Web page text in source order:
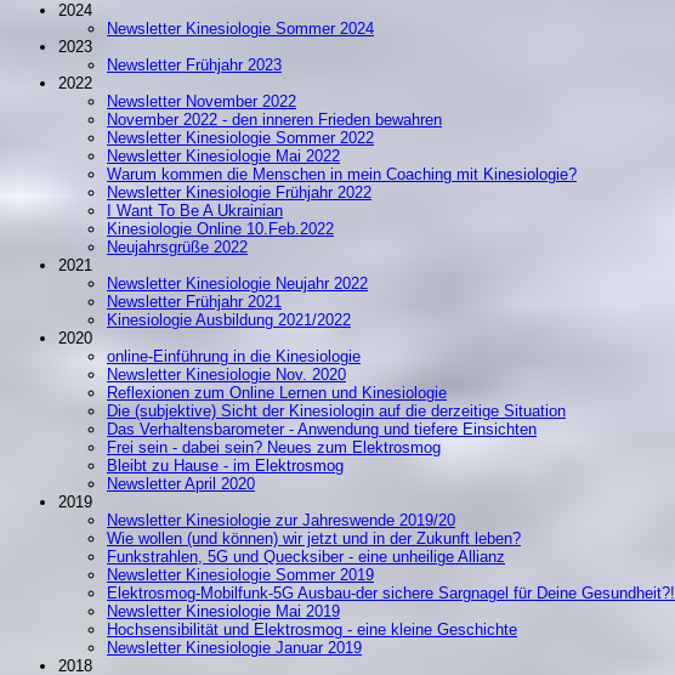
2024
Newsletter Kinesiologie Sommer 2024
2023
Newsletter Frühjahr 2023
2022
Newsletter November 2022
November 2022 - den inneren Frieden bewahren
Newsletter Kinesiologie Sommer 2022
Newsletter Kinesiologie Mai 2022
Warum kommen die Menschen in mein Coaching mit Kinesiologie?
Newsletter Kinesiologie Frühjahr 2022
I Want To Be A Ukrainian
Kinesiologie Online 10.Feb.2022
Neujahrsgrüße 2022
2021
Newsletter Kinesiologie Neujahr 2022
Newsletter Frühjahr 2021
Kinesiologie Ausbildung 2021/2022
2020
online-Einführung in die Kinesiologie
Newsletter Kinesiologie Nov. 2020
Reflexionen zum Online Lernen und Kinesiologie
Die (subjektive) Sicht der Kinesiologin auf die derzeitige Situation
Das Verhaltensbarometer - Anwendung und tiefere Einsichten
Frei sein - dabei sein? Neues zum Elektrosmog
Bleibt zu Hause - im Elektrosmog
Newsletter April 2020
2019
Newsletter Kinesiologie zur Jahreswende 2019/20
Wie wollen (und können) wir jetzt und in der Zukunft leben?
Funkstrahlen, 5G und Quecksiber - eine unheilige Allianz
Newsletter Kinesiologie Sommer 2019
Elektrosmog-Mobilfunk-5G Ausbau-der sichere Sargnagel für Deine Gesundheit?!
Newsletter Kinesiologie Mai 2019
Hochsensibilität und Elektrosmog - eine kleine Geschichte
Newsletter Kinesiologie Januar 2019
2018